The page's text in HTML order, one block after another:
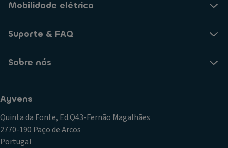
Mobilidade elétrica
Suporte & FAQ
Sobre nós
Ayvens
Quinta da Fonte, Ed.Q43-Fernão Magalhães
2770-190 Paço de Arcos
Portugal